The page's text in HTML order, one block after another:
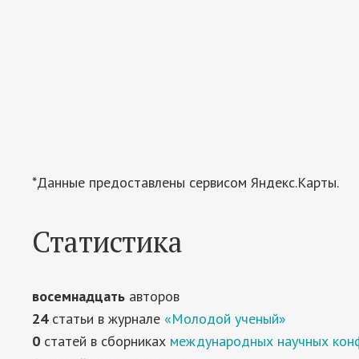
*Данные предоставлены сервисом Яндекс.Карты.
Статистика
восемнадцать авторов
24статьи в журнале «Молодой ученый»
0 статей в сборниках международных научных